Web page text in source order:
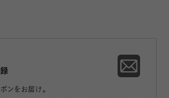
ンをお届け。